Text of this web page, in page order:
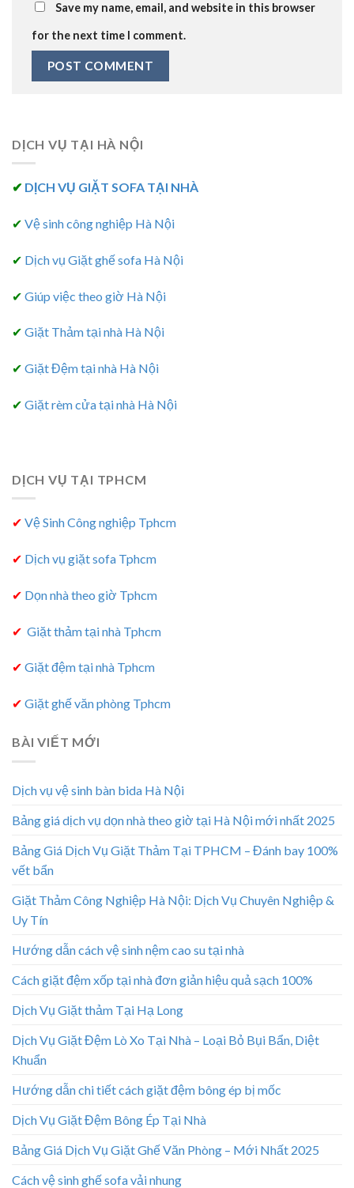
Save my name, email, and website in this browser
for the next time I comment.
DỊCH VỤ TẠI HÀ NỘI
✔ DỊCH VỤ GIẶT SOFA TẠI NHÀ
✔ Vệ sinh công nghiệp Hà Nội
✔ Dịch vụ Giặt ghế sofa Hà Nội
✔ Giúp việc theo giờ Hà Nội
✔ Giặt Thảm tại nhà Hà Nội
✔ Giặt Đệm tại nhà Hà Nội
✔ Giặt rèm cửa tại nhà Hà Nội
DỊCH VỤ TẠI TPHCM
✔ Vệ Sinh Công nghiệp Tphcm
✔ Dịch vụ giặt sofa Tphcm
✔ Dọn nhà theo giờ Tphcm
✔ Giặt thảm tại nhà Tphcm
✔ Giặt đệm tại nhà Tphcm
✔ Giặt ghế văn phòng Tphcm
BÀI VIẾT MỚI
Dịch vụ vệ sinh bàn bida Hà Nội
Bảng giá dịch vụ dọn nhà theo giờ tại Hà Nội mới nhất 2025
Bảng Giá Dịch Vụ Giặt Thảm Tại TPHCM – Đánh bay 100%
vết bẩn
Giặt Thảm Công Nghiệp Hà Nội: Dịch Vụ Chuyên Nghiệp &
Uy Tín
Hướng dẫn cách vệ sinh nệm cao su tại nhà
Cách giặt đệm xốp tại nhà đơn giản hiệu quả sạch 100%
Dịch Vụ Giặt thảm Tại Hạ Long
Dịch Vụ Giặt Đệm Lò Xo Tại Nhà – Loại Bỏ Bụi Bẩn, Diệt
Khuẩn
Hướng dẫn chi tiết cách giặt đệm bông ép bị mốc
Dịch Vụ Giặt Đệm Bông Ép Tại Nhà
Bảng Giá Dịch Vụ Giặt Ghế Văn Phòng – Mới Nhất 2025
Cách vệ sinh ghế sofa vải nhung